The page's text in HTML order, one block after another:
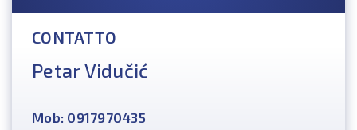
CONTATTO
Petar Vidučić
Mob: 0917970435